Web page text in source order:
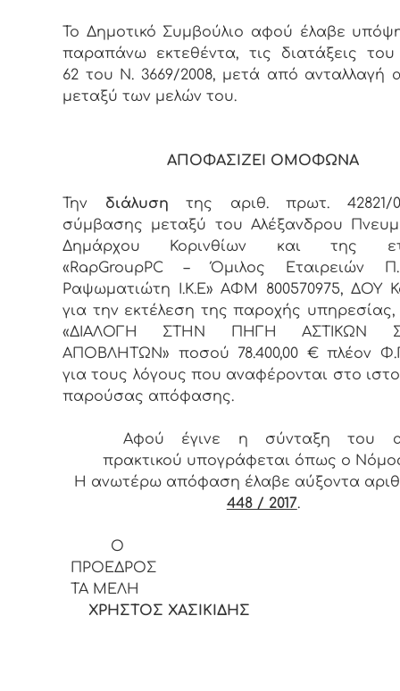
Το Δημοτικό Συμβούλιο αφού έλαβε
παραπάνω εκτεθέντα, τις διατάξεις
62 του Ν. 3669/2008, μετά από ανταλλαγή
μεταξύ των μελών του.
ΑΠΟΦΑΣΙΖΕΙ ΟΜΟΦΩΝΑ
Την διάλυση της αριθ. πρωτ. 42821/
σύμβασης μεταξύ του Αλέξανδρου
Δημάρχου Κορινθίων και της
«RapGroupPC – Όμιλος
Ραψωματιώτη Ι.Κ.Ε» ΑΦΜ 800570975, ΔΟΥ
για την εκτέλεση της παροχής υπηρεσίας,
«ΔΙΑΛΟΓΗ ΣΤΗΝ ΠΗΓΗ ΑΣΤΙΚΩΝ
ΑΠΟΒΛΗΤΩΝ» ποσού 78.400,00 € πλέον
για τους λόγους που αναφέρονται στο
παρούσας απόφασης.
Αφού έγινε η σύνταξη του
πρακτικού υπογράφεται όπως ο Νόμος
Η ανωτέρω απόφαση έλαβε αύξοντα
448 / 2017.
Ο
ΤΑ ΜΕΛΗ
ΧΡΗΣΤΟΣ ΧΑΣΙΚΙΔΗΣ